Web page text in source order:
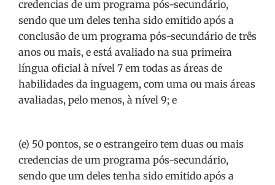
credencias de um programa pós-secundário,
sendo que um deles tenha sido emitido após a
conclusão de um programa pós-secundário de três
anos ou mais, e está avaliado na sua primeira
língua oficial à nível 7 em todas as áreas de
habilidades da inguagem, com uma ou mais áreas
avaliadas, pelo menos, à nível 9; e
(e) 50 pontos, se o estrangeiro tem duas ou mais
credencias de um programa pós-secundário,
sendo que um deles tenha sido emitido após a